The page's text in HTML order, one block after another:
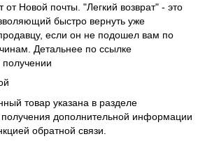
от Новой почты. "Легкий возврат" - это
быстро вернуть уже
если он не подошел вам по
Детальнее по ссылке
товар указана в разделе
получения дополнительной информации
обратной связи.